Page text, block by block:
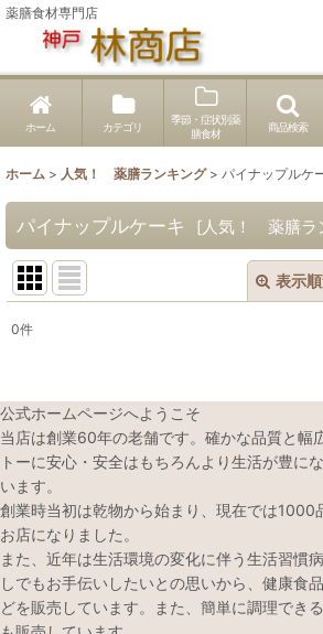
薬膳食材専門店
ホーム カテゴリ
季節・症状別薬
膳食材
商品検索
ホーム > 人気！ 薬膳ランキング > パイナップルケ
パイナップルケーキ [人気！ 薬膳ラ
表示
並び順:
絞り込む
0件
公式ホームページへようこそ
当店は創業60年の老舗です。確かな品質と幅
トーに安心・安全はもちろんより生活が豊に
います。
創業時当初は乾物から始まり、現在では1000
お店になりました。
また、近年は生活環境の変化に伴う生活習慣
しでもお手伝いしたいとの思いから、健康食
どを販売しています。また、簡単に調理でき